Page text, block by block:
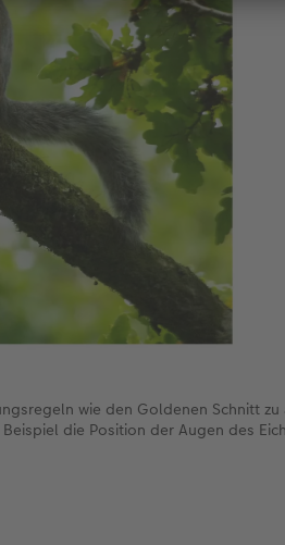
wie den Goldenen Schnitt zu
die Position der Augen des